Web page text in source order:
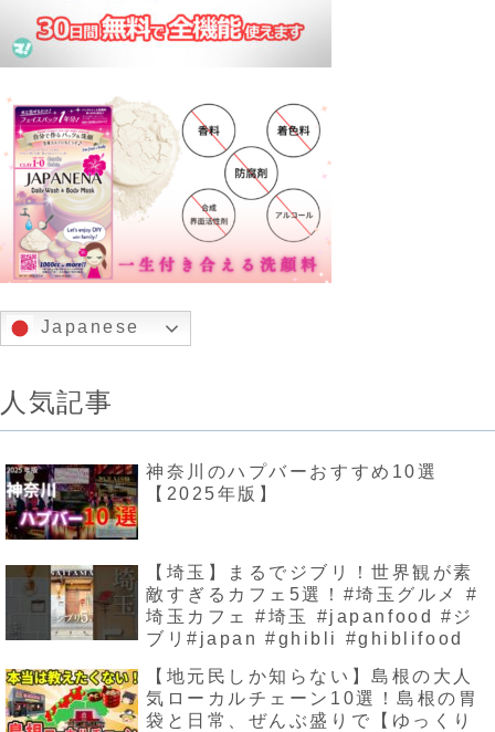
Japanese
人気記事
神奈川のハプバーおすすめ10選
【2025年版】
【埼玉】まるでジブリ！世界観が素
敵すぎるカフェ5選！#埼玉グルメ #
埼玉カフェ #埼玉 #japanfood #ジ
ブリ#japan #ghibli #ghiblifood
【地元民しか知らない】島根の大人
気ローカルチェーン10選！島根の胃
袋と日常、ぜんぶ盛りで【ゆっくり